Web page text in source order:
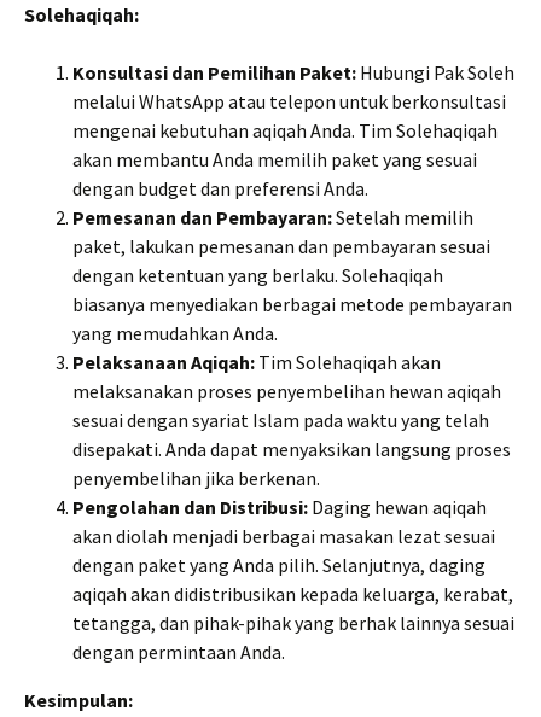
Solehaqiqah:
Konsultasi dan Pemilihan Paket: Hubungi Pak Soleh
melalui WhatsApp atau telepon untuk berkonsultasi
mengenai kebutuhan aqiqah Anda. Tim Solehaqiqah
akan membantu Anda memilih paket yang sesuai
dengan budget dan preferensi Anda.
Pemesanan dan Pembayaran:Setelah memilih
paket, lakukan pemesanan dan pembayaran sesuai
dengan ketentuan yang berlaku. Solehaqiqah
biasanya menyediakan berbagai metode pembayaran
yang memudahkan Anda.
Pelaksanaan Aqiqah: Tim Solehaqiqah akan
melaksanakan proses penyembelihan hewan aqiqah
sesuai dengan syariat Islam pada waktu yang telah
disepakati. Anda dapat menyaksikan langsung proses
penyembelihan jika berkenan.
Pengolahan dan Distribusi: Daging hewan aqiqah
akan diolah menjadi berbagai masakan lezat sesuai
dengan paket yang Anda pilih. Selanjutnya, daging
aqiqah akan didistribusikan kepada keluarga, kerabat,
tetangga, dan pihak-pihak yang berhak lainnya sesuai
dengan permintaan Anda.
Kesimpulan: